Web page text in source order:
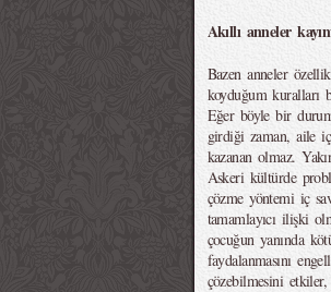
Akıllı anneler
Bazen anneler
koyduğum kuralları
Eğer böyle bir
girdiği zaman, aile
kazanan olmaz.
Askeri kültürde
çözme yöntemi iç
tamamlayıcı ilişki
çocuğun yanında
faydalanmasını
çözebilmesini